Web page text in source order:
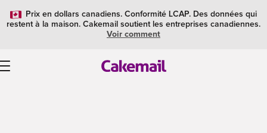
Prix en dollars canadiens. Conformité LCAP. Des données qui
restent à la maison. Cakemail soutient les entreprises canadiennes.
Voir comment